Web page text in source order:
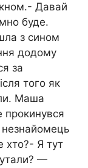
Давай
буде.
з сином
додому
за
того як
Маша
прокинувся
незнайомець
Я тут
—